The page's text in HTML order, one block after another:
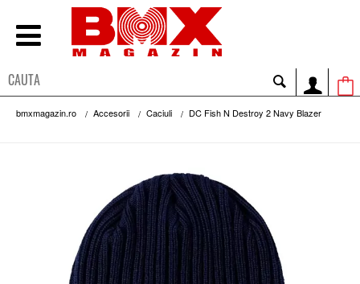
bmxmagazin.ro Accesorii Caciuli DC Fish N Destroy 2 Navy Blazer